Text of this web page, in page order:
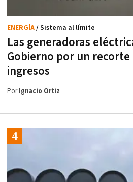
Las generadoras
Gobierno por un recorte
ingresos
ENERGÍA/ Sistema al límite
PorIgnacio Ortiz